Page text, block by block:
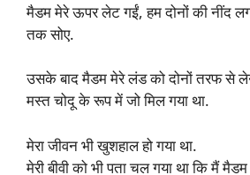
मैडम मेरे ऊपर लेट गईं, हम दोनों की नींद
तक सोए.
उसके बाद मैडम मेरे लंड को दोनों तरफ से
मस्त चोदू के रूप में जो मिल गया था.
मेरा जीवन भी खुशहाल हो गया था.
मेरी बीवी को भी पता चल गया था कि मैं